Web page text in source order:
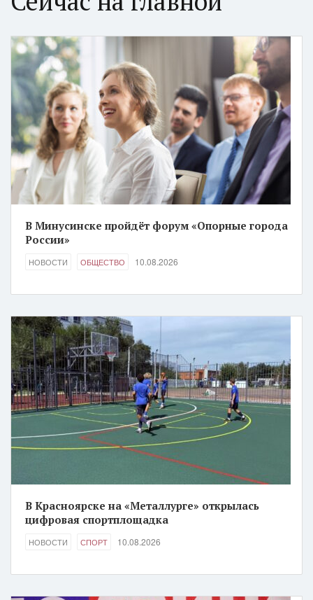
В Минусинске пройдёт форум «Опорные города
России»
НОВОСТИ ОБЩЕСТВО 10.08.2026
В Красноярске на «Металлурге» открылась
цифровая спортплощадка
НОВОСТИ СПОРТ 10.08.2026